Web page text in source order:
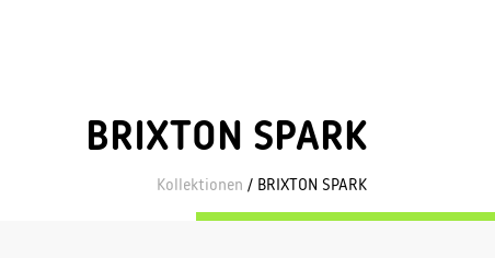
BRIXTON SPARK
Kollektionen / BRIXTON SPARK